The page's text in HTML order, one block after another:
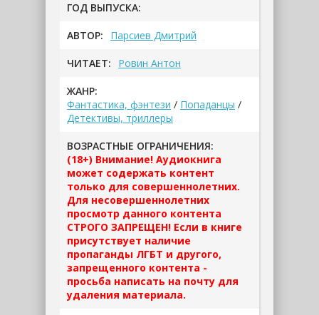
ГОД ВЫПУСКА:
АВТОР: Парсиев Дмитрий
ЧИТАЕТ: Ровин Антон
ЖАНР:
Фантастика, фэнтези / Попаданцы /
Детективы, триллеры
ВОЗРАСТНЫЕ ОГРАНИЧЕНИЯ:
(18+) Внимание! Аудиокнига
может содержать контент
только для совершеннолетних.
Для несовершеннолетних
просмотр данного контента
СТРОГО ЗАПРЕЩЕН! Если в книге
присутствует наличие
пропаганды ЛГБТ и другого,
запрещенного контента -
просьба написать на почту для
удаления материала.